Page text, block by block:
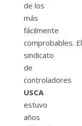
de los
más
fácilmente
comprobables. El
sindicato
de
controladores
USCA
estuvo
años